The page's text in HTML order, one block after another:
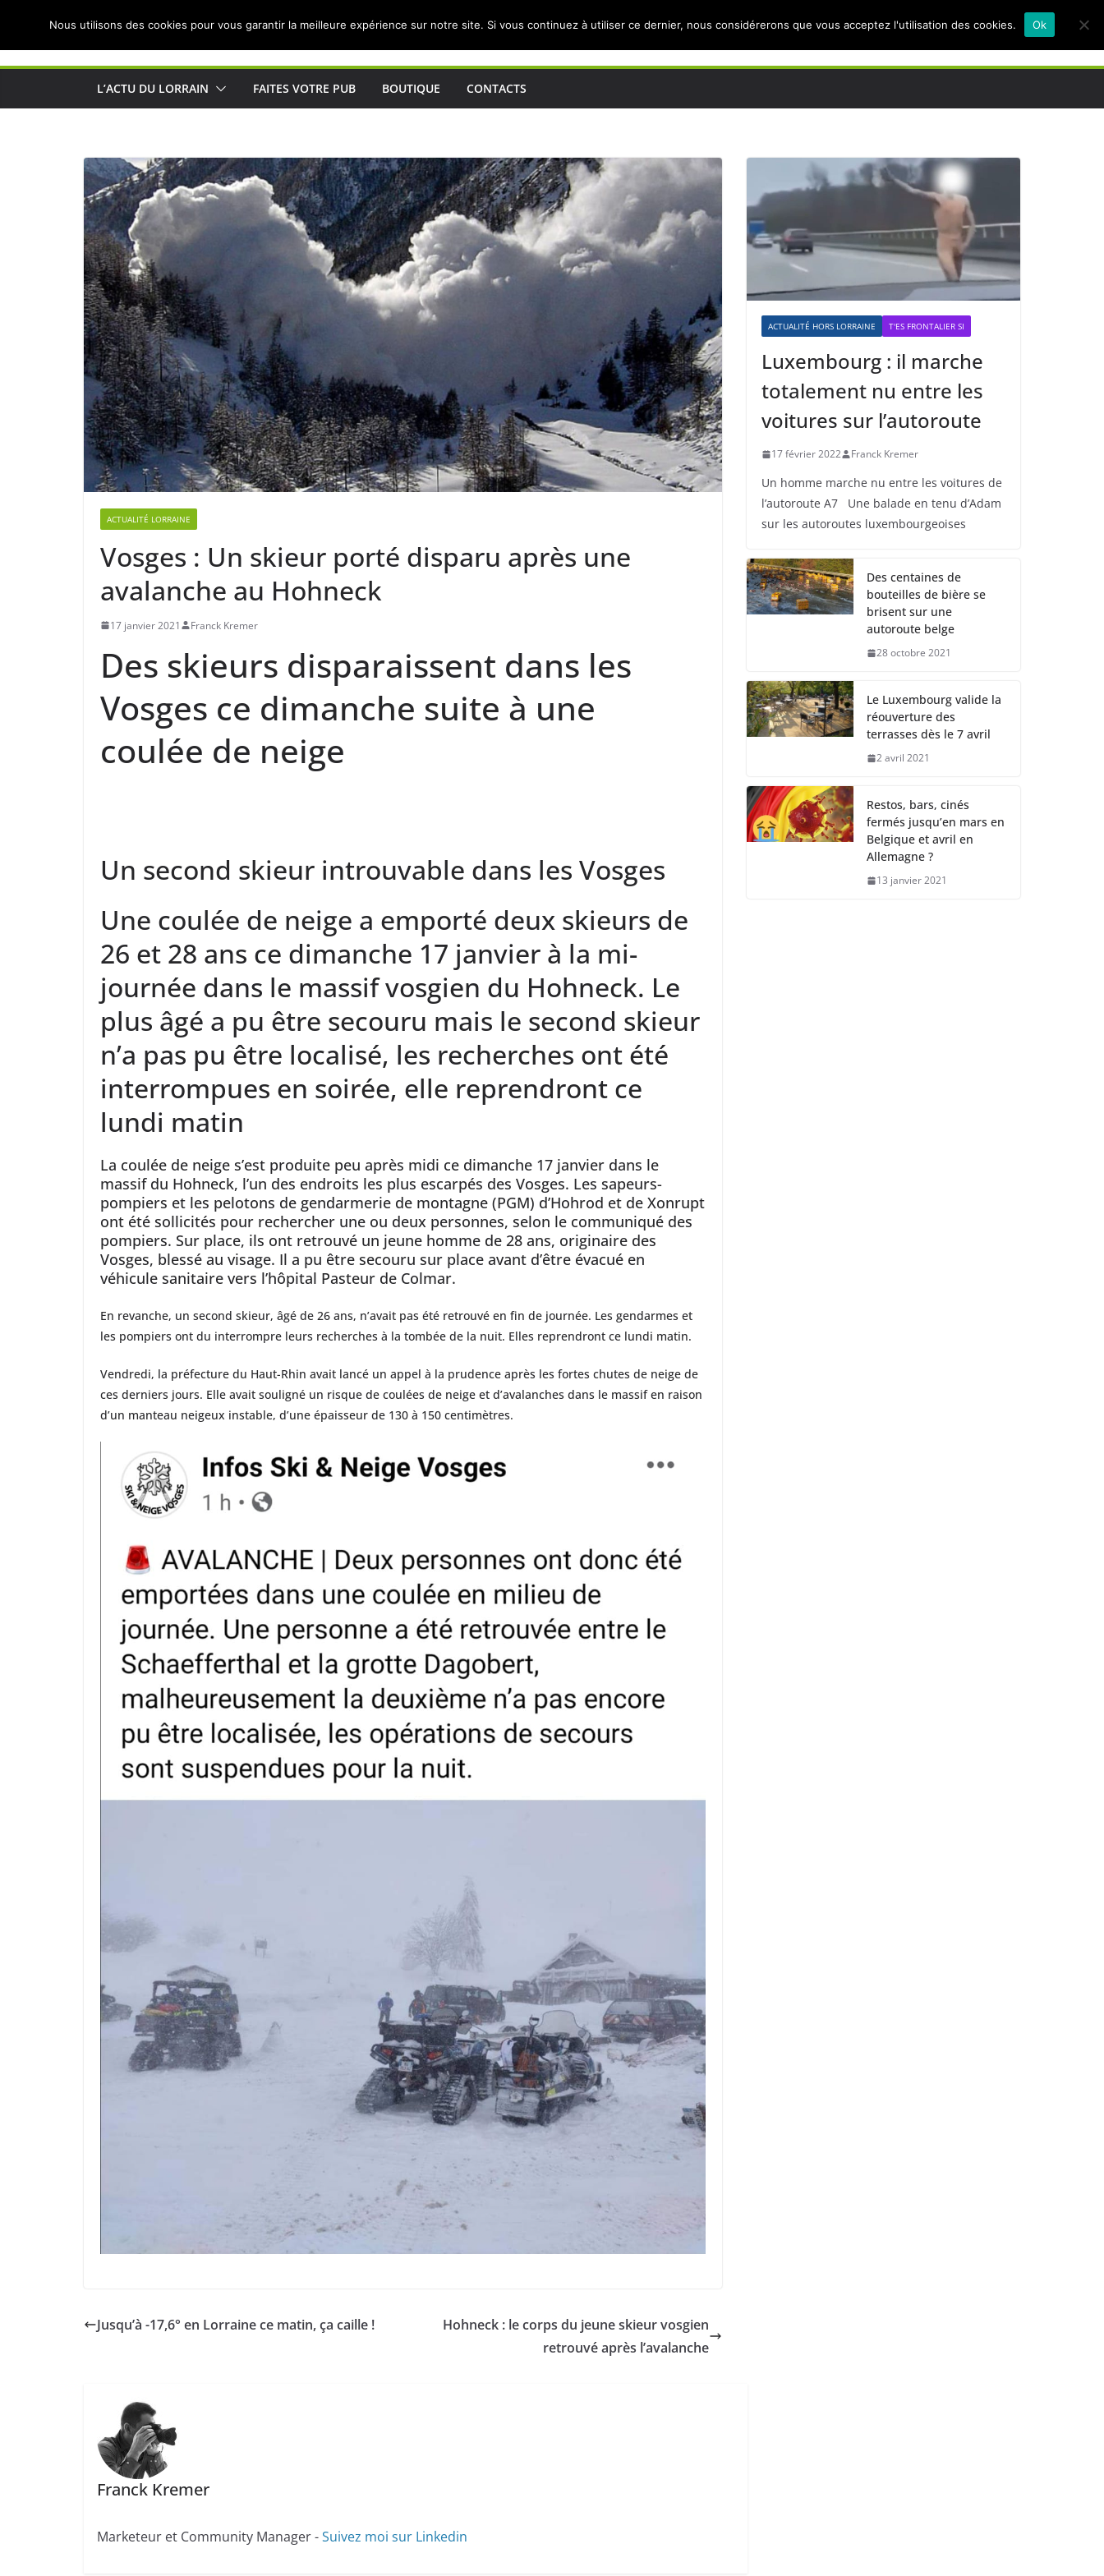
Actualités de Lorraine pour les Lorrains
L’ACTU DU LORRAIN FAITES VOTRE PUB BOUTIQUE CONTACTS
ACTUALITÉ LORRAINE
Vosges : Un skieur porté disparu après une
avalanche au Hohneck
17 janvier 2021 Franck Kremer
Des skieurs disparaissent dans les
Vosges ce dimanche suite à une
coulée de neige
Un second skieur introuvable dans les Vosges
Une coulée de neige a emporté deux skieurs de
26 et 28 ans ce dimanche 17 janvier à la mi-
journée dans le massif vosgien du Hohneck. Le
plus âgé a pu être secouru mais le second skieur
n’a pas pu être localisé, les recherches ont été
interrompues en soirée, elle reprendront ce
lundi matin
La coulée de neige s’est produite peu après midi ce dimanche 17 janvier dans le
massif du Hohneck, l’un des endroits les plus escarpés des Vosges. Les sapeurs-
pompiers et les pelotons de gendarmerie de montagne (PGM) d’Hohrod et de Xonrupt
ont été sollicités pour rechercher une ou deux personnes, selon le communiqué des
pompiers. Sur place, ils ont retrouvé un jeune homme de 28 ans, originaire des
Vosges, blessé au visage. Il a pu être secouru sur place avant d’être évacué en
véhicule sanitaire vers l’hôpital Pasteur de Colmar.
En revanche, un second skieur, âgé de 26 ans, n’avait pas été retrouvé en fin de journée. Les gendarmes et
les pompiers ont du interrompre leurs recherches à la tombée de la nuit. Elles reprendront ce lundi matin.
Vendredi, la préfecture du Haut-Rhin avait lancé un appel à la prudence après les fortes chutes de neige de
ces derniers jours. Elle avait souligné un risque de coulées de neige et d’avalanches dans le massif en raison
d’un manteau neigeux instable, d’une épaisseur de 130 à 150 centimètres.
Jusqu’à -17,6° en Lorraine ce matin, ça caille !
Hohneck : le corps du jeune skieur vosgien
retrouvé après l’avalanche
Franck Kremer
Marketeur et Community Manager -Suivez moi sur Linkedin
ACTUALITÉ HORS LORRAINE T'ES FRONTALIER SI
Luxembourg : il marche
totalement nu entre les
voitures sur l’autoroute
17 février 2022 Franck Kremer
Un homme marche nu entre les voitures de
l’autoroute A7 Une balade en tenu d’Adam
sur les autoroutes luxembourgeoises
Des centaines de
bouteilles de bière se
brisent sur une
autoroute belge
28 octobre 2021
Le Luxembourg valide la
réouverture des
terrasses dès le 7 avril
2 avril 2021
Restos, bars, cinés
fermés jusqu’en mars en
Belgique et avril en
Allemagne ?
13 janvier 2021
Nous utilisons des cookies pour vous garantir la meilleure expérience sur notre site. Si vous continuez à utiliser ce dernier, nous considérerons que vous acceptez l'utilisation des cookies. Ok